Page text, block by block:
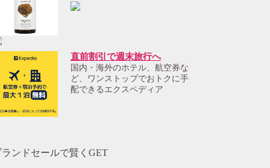
直前割引で週末旅行へ
国内・海外のホテル、航空券な
ど、ワンストップでおトクに手
配できるエクスペディア
ランドセールで賢くGET